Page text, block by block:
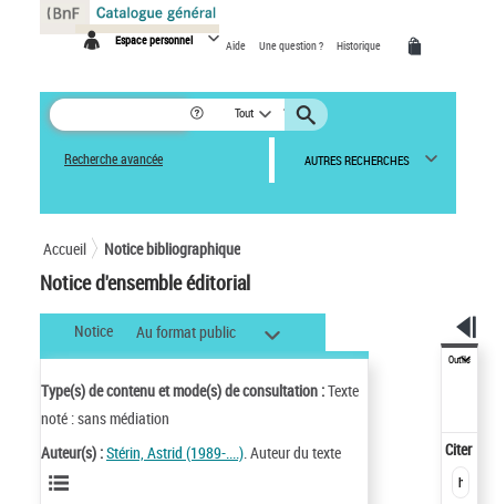
Espace personnel Aide Une question ? Historique
Tout
Recherche avancée AUTRES RECHERCHES
Accueil Notice bibliographique
Notice d'ensemble éditorial
Notice Au format public
Type(s) de contenu et mode(s) de consultation :Texte
noté : sans médiation
Auteur(s) :Stérin, Astrid (1989-....). Auteur du texte
Outils
Citer
Panneau de gestion des cookies